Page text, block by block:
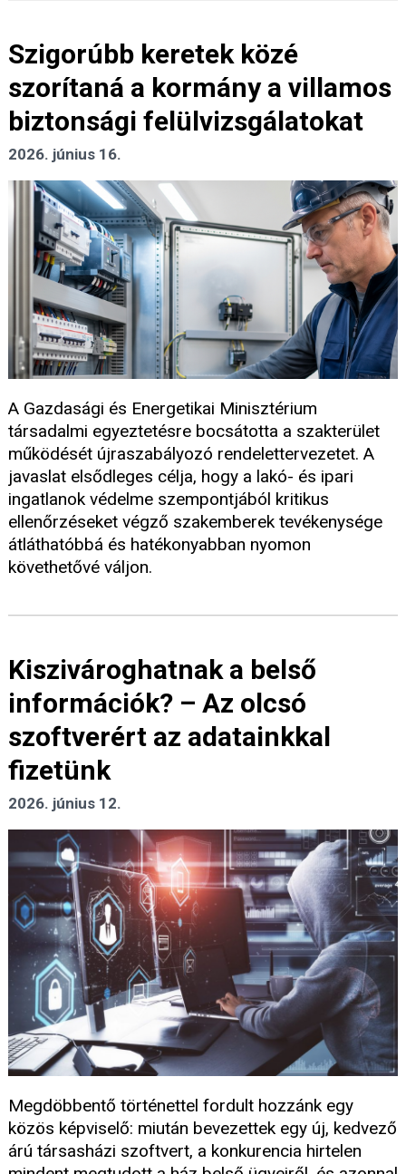
Szigorúbb keretek közé
szorítaná a kormány a villamos
biztonsági felülvizsgálatokat
2026. június 16.
A Gazdasági és Energetikai Minisztérium
társadalmi egyeztetésre bocsátotta a szakterület
működését újraszabályozó rendelettervezetet. A
javaslat elsődleges célja, hogy a lakó- és ipari
ingatlanok védelme szempontjából kritikus
ellenőrzéseket végző szakemberek tevékenysége
átláthatóbbá és hatékonyabban nyomon
követhetővé váljon.
Kiszivároghatnak a belső
információk? – Az olcsó
szoftverért az adatainkkal
fizetünk
2026. június 12.
Megdöbbentő történettel fordult hozzánk egy
közös képviselő: miután bevezettek egy új, kedvező
árú társasházi szoftvert, a konkurencia hirtelen